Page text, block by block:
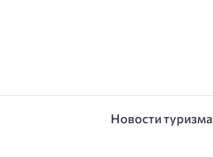
Новости туризма